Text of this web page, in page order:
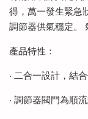
得，萬一發生緊急
調節器供氣穩定。
產品特性：
‧ 二合一設計，結
‧ 調節器閥門為順流